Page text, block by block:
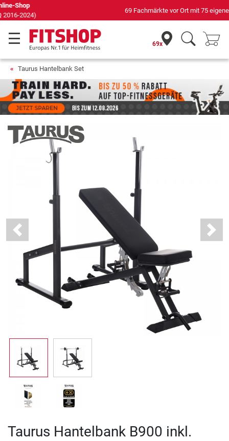
69 Fachmärkte vor Ort mit 75 eigenen Servicetechnikern
69x
Taurus Hantelbank Set
Previous Next
Taurus Hantelbank B900 inkl.